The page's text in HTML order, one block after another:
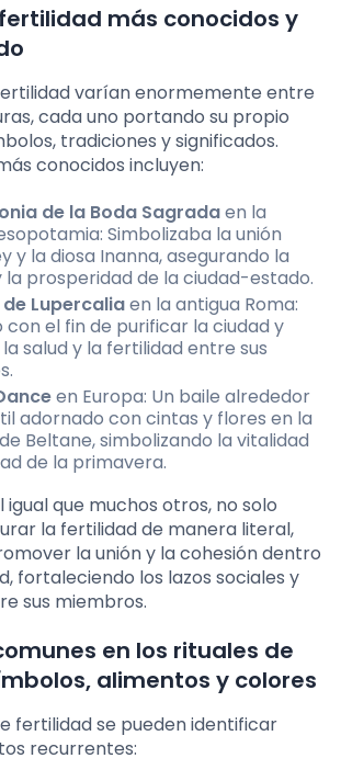
más conocidos y
varían enormemente entre
cada uno portando su propio
tradiciones y significados.
conocidos incluyen:
de la Boda Sagradaen la
Simbolizaba la unión
y la diosa Inanna, asegurando la
la prosperidad de la ciudad-estado.
de Lupercaliaen la antigua Roma:
el fin de purificar la ciudad y
salud y la fertilidad entre sus
en Europa: Un baile alrededor
adornado con cintas y flores en la
Beltane, simbolizando la vitalidad
de la primavera.
igual que muchos otros, no solo
la fertilidad de manera literal,
la unión y la cohesión dentro
fortaleciendo los lazos sociales y
sus miembros.
en los rituales de
alimentos y colores
fertilidad se pueden identificar
recurrentes: